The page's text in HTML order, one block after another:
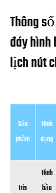
Thông
đáy
lịch nút
Sản
phẩm
Hình
dạng
Iris
Hình
bầu